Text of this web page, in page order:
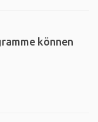
können